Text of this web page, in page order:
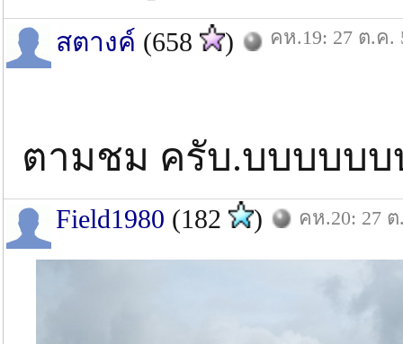
สตางค์ (658 ) คห.19: 27 ต.ค.
ตามชม ครับ.บบบบบ
Field1980 (182 ) คห.20: 27